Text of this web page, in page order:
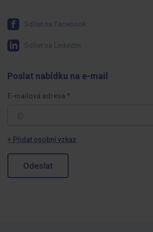
Poslat nabídku na e-mail
E-mailová adresa
+ Přidat osobní vzkaz
Odeslat